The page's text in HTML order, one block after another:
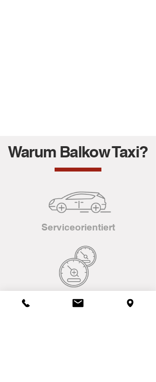
Warum Balkow Taxi?
Serviceorientiert
Leistungsstark